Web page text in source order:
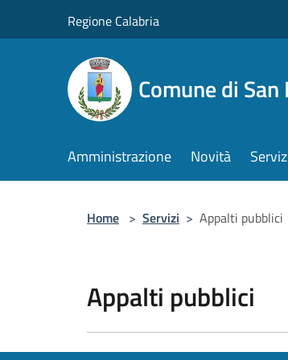
Regione Calabria
Comune di
Amministrazione Novità
Home > Servizi > Appalti pubblici
Appalti pubblici